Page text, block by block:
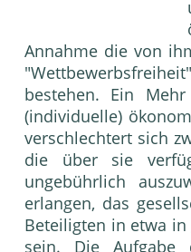
Annahme die von
bestehen. Ein
(individuelle)
verschlechtert sich
die über sie
ungebührlich
erlangen, das
Beteiligten in etwa
sein. Die Aufgabe